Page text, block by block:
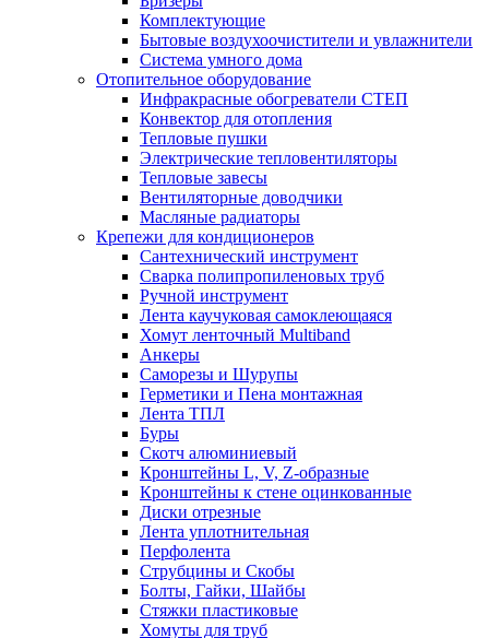
Комплектующие
Бытовые воздухоочистители и увлажнители
Система умного дома
Отопительное оборудование
Инфракрасные обогреватели СТЕП
Конвектор для отопления
Тепловые пушки
Электрические тепловентиляторы
Тепловые завесы
Вентиляторные доводчики
Масляные радиаторы
Крепежи для кондиционеров
Сантехнический инструмент
Сварка полипропиленовых труб
Ручной инструмент
Лента каучуковая самоклеющаяся
Хомут ленточный Multiband
Анкеры
Саморезы и Шурупы
Герметики и Пена монтажная
Лента ТПЛ
Буры
Скотч алюминиевый
Кронштейны L, V, Z-образные
Кронштейны к стене оцинкованные
Диски отрезные
Лента уплотнительная
Перфолента
Струбцины и Скобы
Болты, Гайки, Шайбы
Стяжки пластиковые
Хомуты для труб